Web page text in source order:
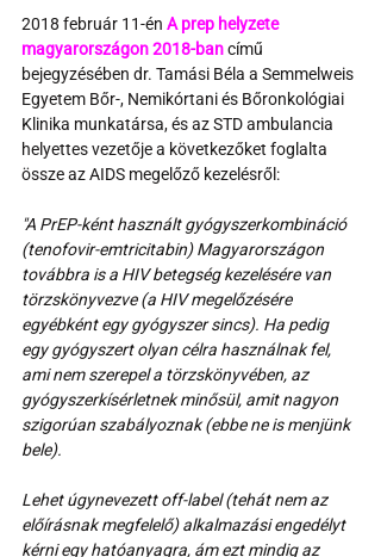
2018 február 11-én A prep helyzete
magyarországon 2018-ban című
bejegyzésében dr. Tamási Béla a Semmelweis
Egyetem Bőr-, Nemikórtani és Bőronkológiai
Klinika munkatársa, és az STD ambulancia
helyettes vezetője a következőket foglalta
össze az AIDS megelőző kezelésről:
"A PrEP-ként használt gyógyszerkombináció
(tenofovir-emtricitabin) Magyarországon
továbbra is a HIV betegség kezelésére van
törzskönyvezve (a HIV megelőzésére
egyébként egy gyógyszer sincs). Ha pedig
egy gyógyszert olyan célra használnak fel,
ami nem szerepel a törzskönyvében, az
gyógyszerkísérletnek minősül, amit nagyon
szigorúan szabályoznak (ebbe ne is menjünk
bele).
Lehet úgynevezett off-label (tehát nem az
előírásnak megfelelő) alkalmazási engedélyt
kérni egy hatóanyagra, ám ezt mindig az